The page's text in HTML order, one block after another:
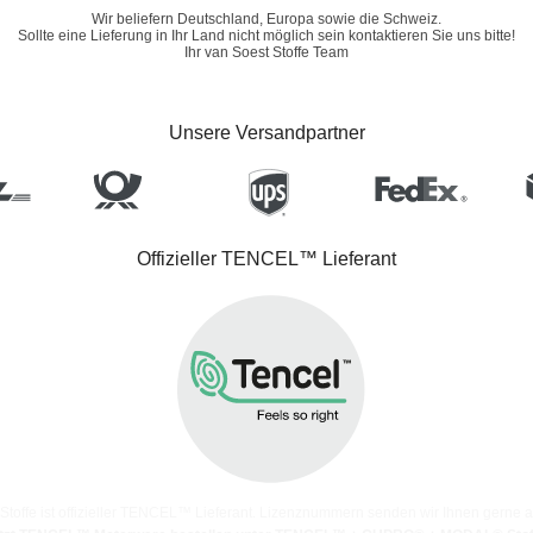
Wir beliefern Deutschland, Europa sowie die Schweiz.
Sollte eine Lieferung in Ihr Land nicht möglich sein kontaktieren Sie uns bitte!
Ihr van Soest Stoffe Team
Unsere Versandpartner
Offizieller TENCEL™ Lieferant